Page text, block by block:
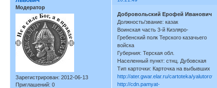
Модератор
Зарегистрирован: 2012-06-13
Приглашений: 0
Добровольский Ерофей Иванович
Должность/звание: казак
Воинская часть 3-й Кизляро-
Гребенский полк Терского казачьего
войска
Губерния: Терская обл.
Населенный пункт: стнц. Дубовская
Тип карточки: Карточка на выбывших
http://ater.gwar.elar.ru/cartoteka/
http://cdn.pamyat-